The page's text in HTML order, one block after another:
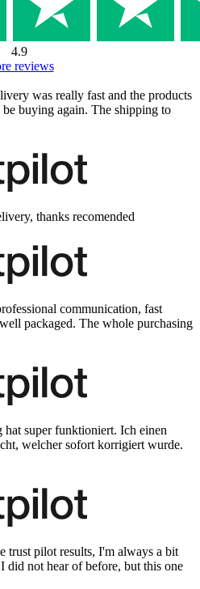
4.9
reviews
was really fast and the products
buying again. The shipping to
thanks recomended
communication, fast
packaged. The whole purchasing
super funktioniert. Ich einen
welcher sofort korrigiert wurde.
trust pilot results, I'm always a bit
did not hear of before, but this one